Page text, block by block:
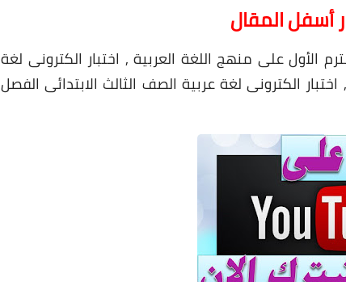
أسفل المقال
الأول على منهج اللغة العربية , اختبار الكترونى لغة
الكترونى لغة عربية الصف الثالث الابتدائى الفصل